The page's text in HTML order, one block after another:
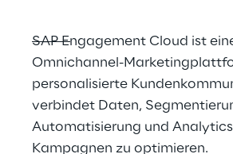
SAP Engagement Cloud ist
Omnichannel-
personalisierte
verbindet Daten,
Automatisierung und
Kampagnen zu optimieren.